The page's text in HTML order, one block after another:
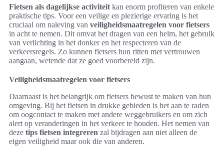
Fietsen als dagelijkse activiteit kan enorm profiteren van enkele
praktische tips. Voor een veilige en plezierige ervaring is het
cruciaal om naleving van veiligheidsmaatregelen voor fietsers
in acht te nemen. Dit omvat het dragen van een helm, het gebruik
van verlichting in het donker en het respecteren van de
verkeersregels. Zo kunnen fietsers hun ritten met vertrouwen
aangaan, wetende dat ze goed voorbereid zijn.
Veiligheidsmaatregelen voor fietsers
Daarnaast is het belangrijk om fietsers bewust te maken van hun
omgeving. Bij het fietsen in drukke gebieden is het aan te raden
om oogcontact te maken met andere weggebruikers en om zich
alert op veranderingen in het verkeer te houden. Het nemen van
deze tips fietsen integreren zal bijdragen aan niet alleen de
eigen veiligheid maar ook die van anderen.